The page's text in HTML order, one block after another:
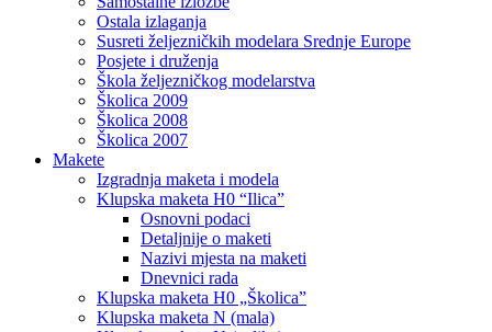
Ostala izlaganja
Susreti željezničkih modelara Srednje Europe
Posjete i druženja
Škola željezničkog modelarstva
Školica 2009
Školica 2008
Školica 2007
Makete
Izgradnja maketa i modela
Klupska maketa H0 “Ilica”
Osnovni podaci
Detaljnije o maketi
Nazivi mjesta na maketi
Dnevnici rada
Klupska maketa H0 „Školica”
Klupska maketa N (mala)